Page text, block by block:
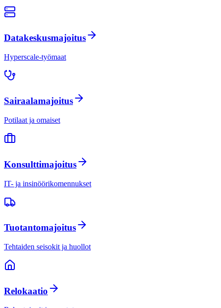
Datakeskusmajoitus
Hyperscale-työmaat
Sairaalamajoitus
Potilaat ja omaiset
Konsulttimajoitus
IT- ja insinöörikomennukset
Tuotantomajoitus
Tehtaiden seisokit ja huollot
Relokaatio